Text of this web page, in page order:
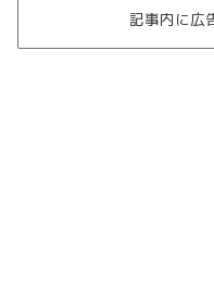
記事内に広